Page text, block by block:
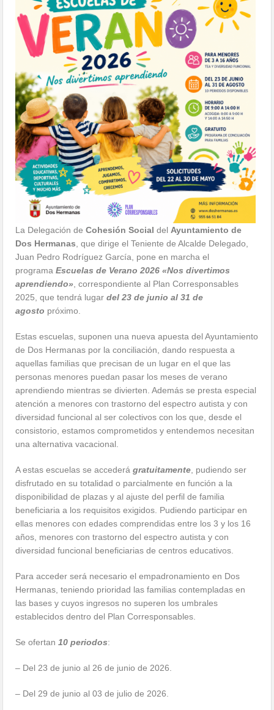
La Delegación deCohesión Social del Ayuntamiento de
Dos Hermanas , que dirige el Teniente de Alcalde Delegado,
Juan Pedro Rodríguez García, pone en marcha el
programaEscuelas de Verano 2026 «Nos divertimos
aprendiendo» , correspondiente al Plan Corresponsables
2025, que tendrá lugardel 23 de junio al 31 de
agosto próximo.
Estas escuelas, suponen una nueva apuesta del Ayuntamiento
de Dos Hermanas por la conciliación, dando respuesta a
aquellas familias que precisan de un lugar en el que las
personas menores puedan pasar los meses de verano
aprendiendo mientras se divierten. Además se presta especial
atención a menores con trastorno del espectro autista y con
diversidad funcional al ser colectivos con los que, desde el
consistorio, estamos comprometidos y entendemos necesitan
una alternativa vacacional.
A estas escuelas se accederágratuitamente , pudiendo ser
disfrutado en su totalidad o parcialmente en función a la
disponibilidad de plazas y al ajuste del perfil de familia
beneficiaria a los requisitos exigidos. Pudiendo participar en
ellas menores con edades comprendidas entre los 3 y los 16
años, menores con trastorno del espectro autista y con
diversidad funcional beneficiarias de centros educativos.
Para acceder será necesario el empadronamiento en Dos
Hermanas, teniendo prioridad las familias contempladas en
las bases y cuyos ingresos no superen los umbrales
establecidos dentro del Plan Corresponsables.
Se ofertan10 periodos:
– Del 23 de junio al 26 de junio de 2026.
– Del 29 de junio al 03 de julio de 2026.